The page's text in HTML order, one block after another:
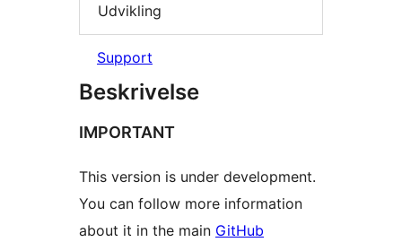
Udvikling
Support
Beskrivelse
IMPORTANT
This version is under development.
You can follow more information
about it in the main GitHub